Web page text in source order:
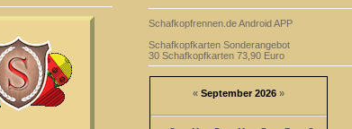
Schafkopfrennen.de Android APP
Schafkopfkarten Sonderangebot
30 Schafkopfkarten 73,90 Euro
« September 2026 »